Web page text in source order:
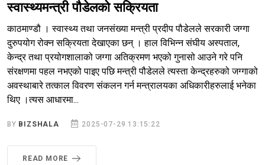
स्वास्थ्यमन्त्री पौडेलको सक्रियता
काठमाण्डौ । स्वास्थ्य तथा जनसंख्या मन्त्री प्रदीप पौडेलले सरकारी जग्गा
दुरुपयोग रोक्न सक्रियता देखाएका छन् । हाल विभिन्न संघीय अस्पताल,
केन्द्र तथा प्रयोगशालाको जग्गा अतिक्रमण भएको गुनासो आउने गरे पनि
संरक्षणमा पहल नभएको पाइए पछि मन्त्री पौडेलले त्यस्ता केन्द्रहरुको जग्गाको
अवस्थाबारे तत्काल विवरण संकलन गर्न मन्त्रालयका अधिकारीहरुलाई भनेका
थिए ।त्यस आधारमा...
BY BIZSHALA 2025-07-29 13:15:22
READ MORE